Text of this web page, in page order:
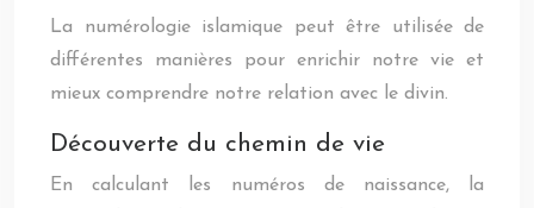
La numérologie islamique peut être utilisée de
différentes manières pour enrichir notre vie et
mieux comprendre notre relation avec le divin.
Découverte du chemin de vie
En calculant les numéros de naissance, la